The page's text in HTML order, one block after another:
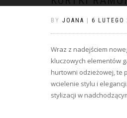
BY JOANA 6 LUTEGO
Wraz z nadejściem
kluczowych elementów
hurtowni odzieżowej, te
wcielenie stylu i
stylizacji w